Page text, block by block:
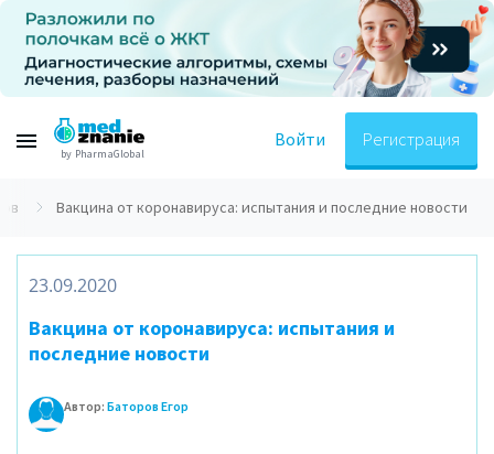
by PharmaGlobal
Войти Регистрация
Вакцина от коронавируса: испытания и последние новости
23.09.2020
Вакцина от коронавируса: испытания и
последние новости
Автор: Баторов Егор